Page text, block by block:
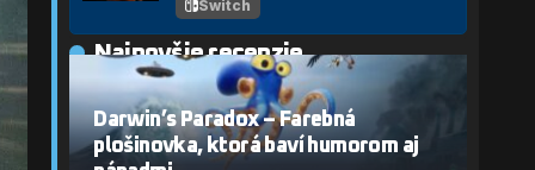
Switch
Najnovšie recenzie
Darwin’s Paradox – Farebná
plošinovka, ktorá baví humorom aj